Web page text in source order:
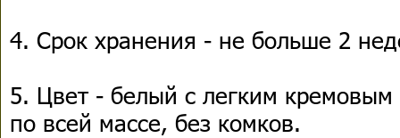
4. Срок хранения - не больше 2
5. Цвет - белый с легким
по всей массе, без комков.